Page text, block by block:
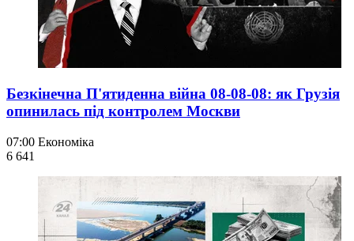
Безкінечна П'ятиденна війна 08-08-08: як Грузія
опинилась під контролем Москви
07:00 Економіка
6 641